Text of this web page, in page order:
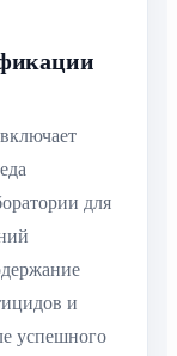
для
и
успешного